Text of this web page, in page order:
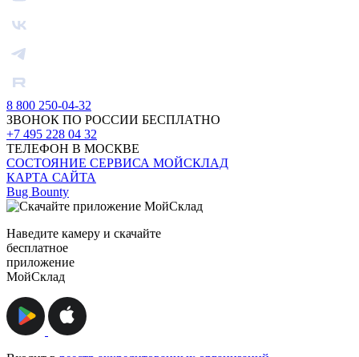
8 800 250-04-32
ЗВОНОК ПО РОССИИ БЕСПЛАТНО
+7 495 228 04 32
ТЕЛЕФОН В МОСКВЕ
СОСТОЯНИЕ СЕРВИСА МОЙСКЛАД
КАРТА САЙТА
Bug Bounty
Наведите камеру и скачайте
бесплатное
приложение
МойСклад